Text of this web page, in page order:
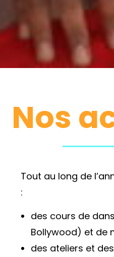
Nos
Tout au long de
:
des cours de
Bollywood) et de
des ateliers et